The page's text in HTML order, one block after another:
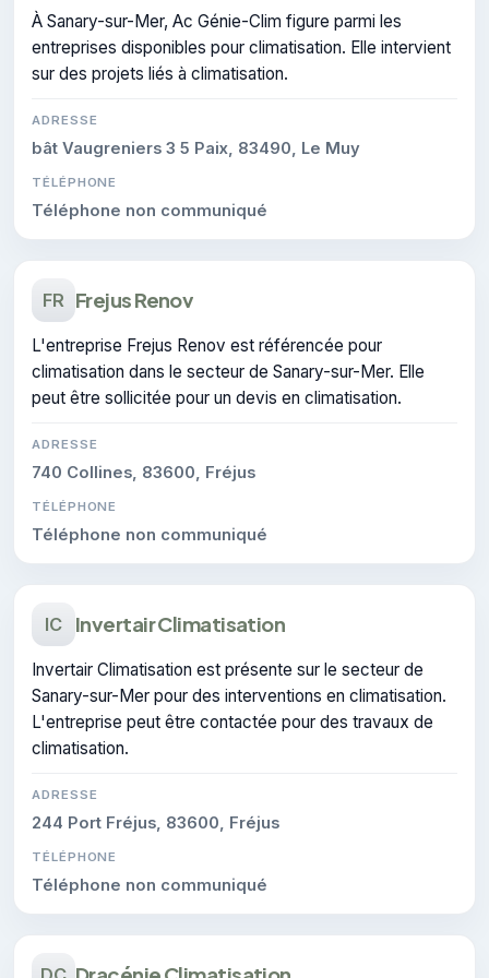
À Sanary-sur-Mer, Ac Génie-Clim figure parmi les
entreprises disponibles pour climatisation. Elle intervient
sur des projets liés à climatisation.
ADRESSE
bât Vaugreniers 3 5 Paix, 83490, Le Muy
TÉLÉPHONE
Téléphone non communiqué
FR Frejus Renov
L'entreprise Frejus Renov est référencée pour
climatisation dans le secteur de Sanary-sur-Mer. Elle
peut être sollicitée pour un devis en climatisation.
ADRESSE
740 Collines, 83600, Fréjus
TÉLÉPHONE
Téléphone non communiqué
IC Invertair Climatisation
Invertair Climatisation est présente sur le secteur de
Sanary-sur-Mer pour des interventions en climatisation.
L'entreprise peut être contactée pour des travaux de
climatisation.
ADRESSE
244 Port Fréjus, 83600, Fréjus
TÉLÉPHONE
Téléphone non communiqué